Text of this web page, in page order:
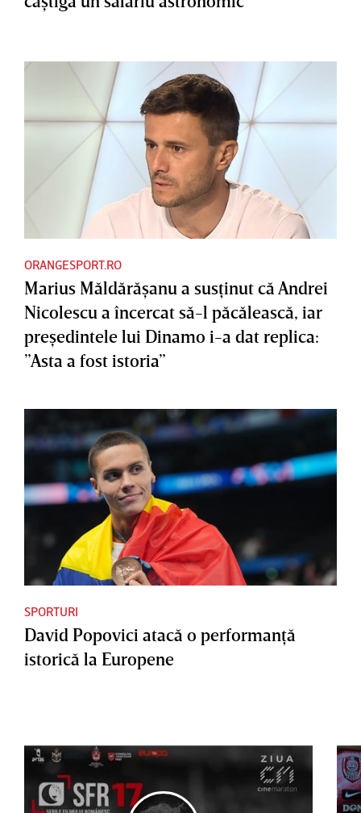
ORANGESPORT.RO
Marius Măldărăşanu a susţinut că Andrei
Nicolescu a încercat să-l păcălească, iar
preşedintele lui Dinamo i-a dat replica:
”Asta a fost istoria”
SPORTURI
David Popovici atacă o performanţă
istorică la Europene